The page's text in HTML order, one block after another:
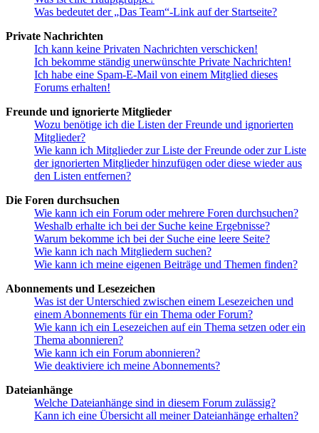
Was bedeutet der „Das Team“-Link auf der Startseite?
Private Nachrichten
Ich kann keine Privaten Nachrichten verschicken!
Ich bekomme ständig unerwünschte Private Nachrichten!
Ich habe eine Spam-E-Mail von einem Mitglied dieses
Forums erhalten!
Freunde und ignorierte Mitglieder
Wozu benötige ich die Listen der Freunde und ignorierten
Mitglieder?
Wie kann ich Mitglieder zur Liste der Freunde oder zur Liste
der ignorierten Mitglieder hinzufügen oder diese wieder aus
den Listen entfernen?
Die Foren durchsuchen
Wie kann ich ein Forum oder mehrere Foren durchsuchen?
Weshalb erhalte ich bei der Suche keine Ergebnisse?
Warum bekomme ich bei der Suche eine leere Seite?
Wie kann ich nach Mitgliedern suchen?
Wie kann ich meine eigenen Beiträge und Themen finden?
Abonnements und Lesezeichen
Was ist der Unterschied zwischen einem Lesezeichen und
einem Abonnements für ein Thema oder Forum?
Wie kann ich ein Lesezeichen auf ein Thema setzen oder ein
Thema abonnieren?
Wie kann ich ein Forum abonnieren?
Wie deaktiviere ich meine Abonnements?
Dateianhänge
Welche Dateianhänge sind in diesem Forum zulässig?
Kann ich eine Übersicht all meiner Dateianhänge erhalten?